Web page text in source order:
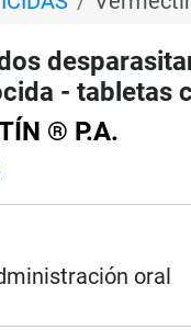
- tabletas
® P.A.
oral